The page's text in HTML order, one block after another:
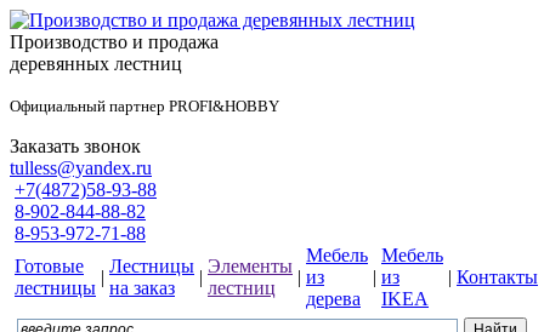
Производство и продажа
деревянных лестниц
Официальный партнер PROFI&HOBBY
Заказать звонок
tulless@yandex.ru
+7(4872)58-93-88
8-902-844-88-82
8-953-972-71-88
Готовые
лестницы
|
Лестницы
на заказ
|
Элементы
лестниц
|
Мебель
из
дерева
|
Мебель
из
IKEA
| Контакты